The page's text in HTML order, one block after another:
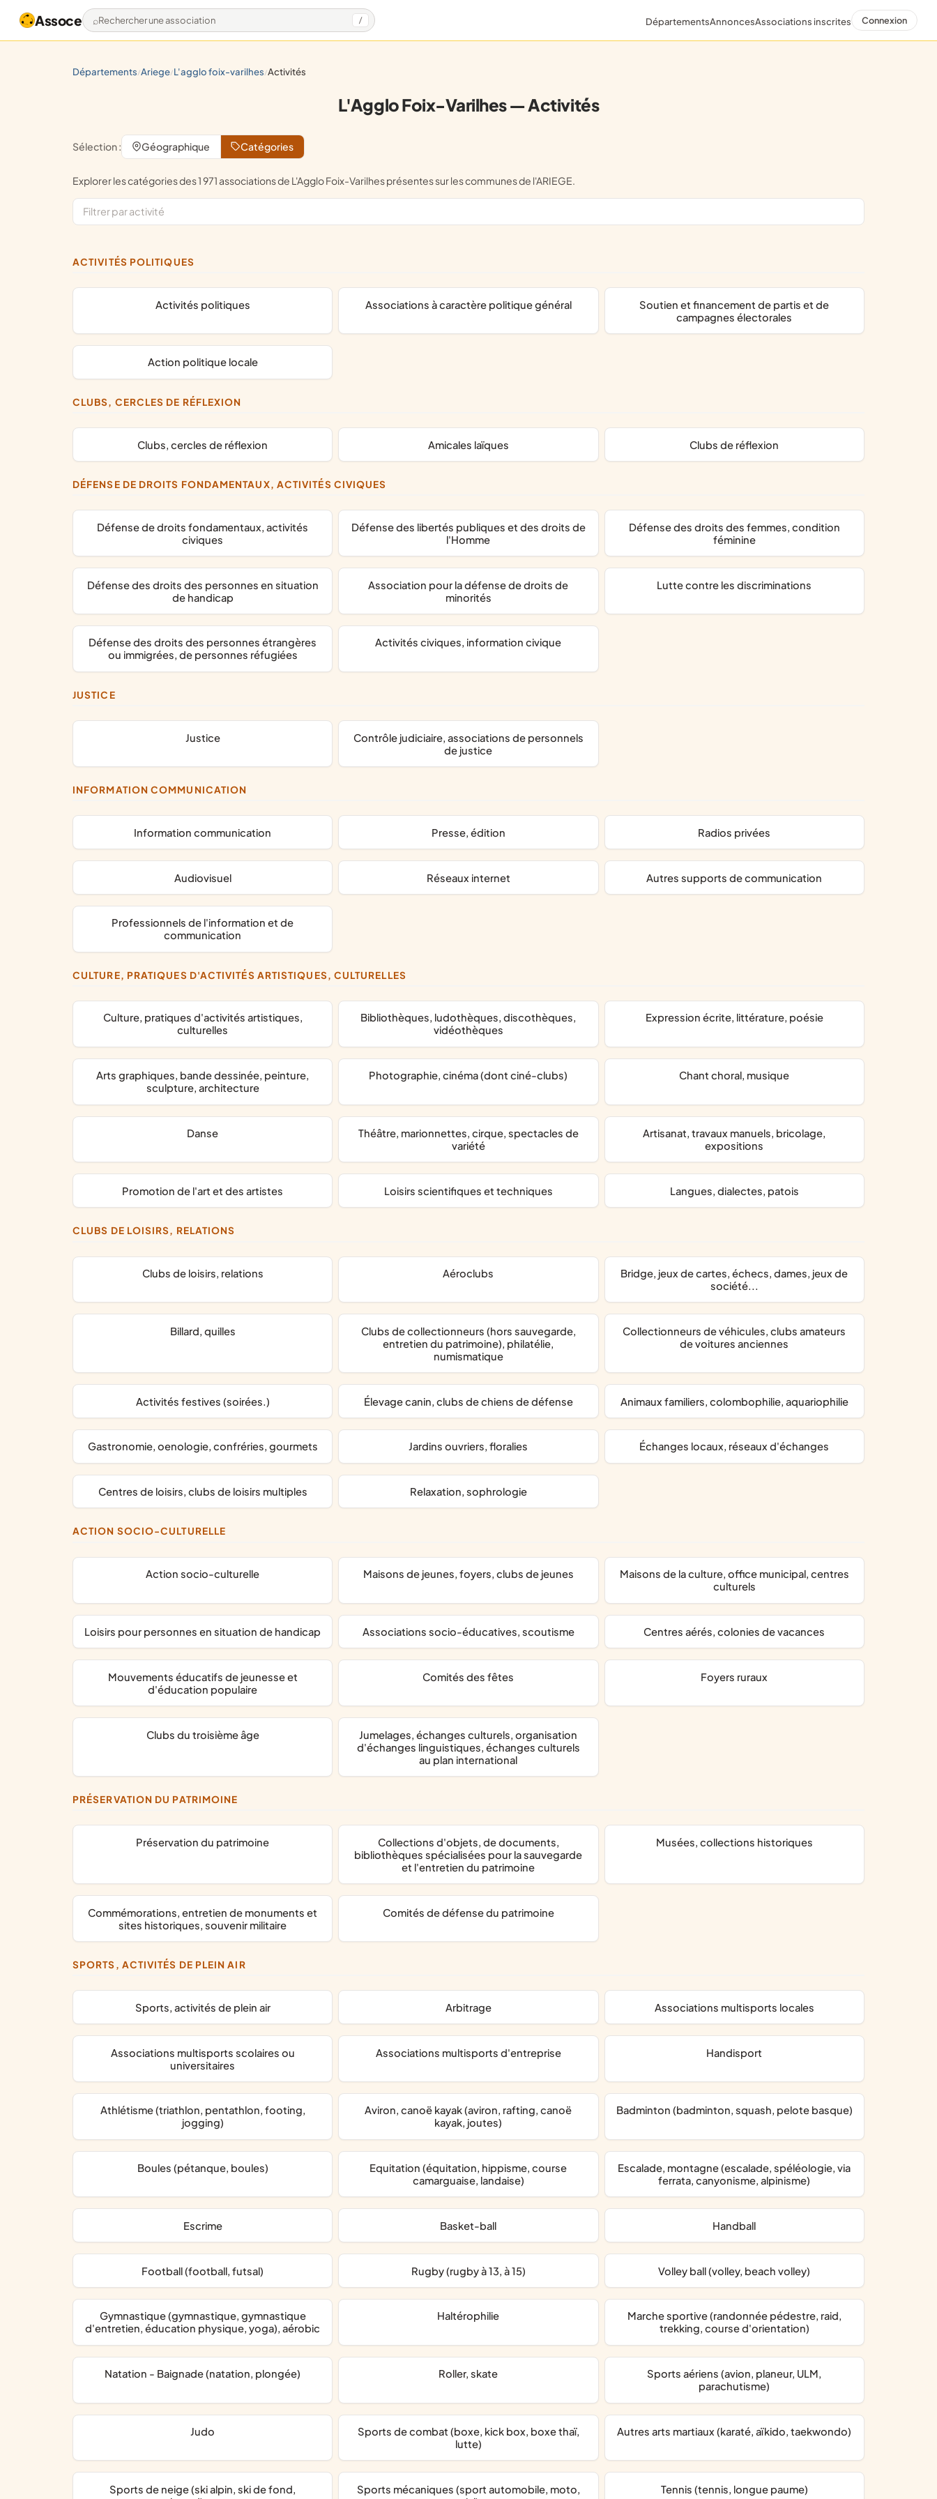
Assoce Rechercher une association / DépartementsAnnoncesAssociations inscrites Connexion
départements/ ariege/ l'agglo foix-varilhes/ activités
L'Agglo Foix-Varilhes — Activités
Sélection : Géographique Catégories
Explorer les catégories des 1 971 associations de L'Agglo Foix-Varilhes présentes sur les communes de l'ARIEGE.
ACTIVITÉS POLITIQUES
activités politiques associations à caractère politique général
soutien et financement de partis et de
campagnes électorales
action politique locale
CLUBS, CERCLES DE RÉFLEXION
clubs, cercles de réflexion amicales laïques clubs de réflexion
DÉFENSE DE DROITS FONDAMENTAUX, ACTIVITÉS CIVIQUES
défense de droits fondamentaux, activités
civiques
défense des libertés publiques et des droits de
l'Homme
défense des droits des femmes, condition
féminine
défense des droits des personnes en situation
de handicap
association pour la défense de droits de
minorités
lutte contre les discriminations
défense des droits des personnes étrangères
ou immigrées, de personnes réfugiées
activités civiques, information civique
JUSTICE
justice
contrôle judiciaire, associations de personnels
de justice
INFORMATION COMMUNICATION
information communication presse, édition radios privées
audiovisuel réseaux internet autres supports de communication
professionnels de l'information et de
communication
CULTURE, PRATIQUES D'ACTIVITÉS ARTISTIQUES, CULTURELLES
culture, pratiques d'activités artistiques,
culturelles
bibliothèques, ludothèques, discothèques,
vidéothèques
expression écrite, littérature, poésie
arts graphiques, bande dessinée, peinture,
sculpture, architecture
photographie, cinéma (dont ciné-clubs) chant choral, musique
danse
théâtre, marionnettes, cirque, spectacles de
variété
artisanat, travaux manuels, bricolage,
expositions
promotion de l'art et des artistes loisirs scientifiques et techniques langues, dialectes, patois
CLUBS DE LOISIRS, RELATIONS
clubs de loisirs, relations aéroclubs
bridge, jeux de cartes, échecs, dames, jeux de
société...
billard, quilles
clubs de collectionneurs (hors sauvegarde,
entretien du patrimoine), philatélie,
numismatique
collectionneurs de véhicules, clubs amateurs
de voitures anciennes
activités festives (soirées.) élevage canin, clubs de chiens de défense animaux familiers, colombophilie, aquariophilie
gastronomie, oenologie, confréries, gourmets jardins ouvriers, floralies échanges locaux, réseaux d'échanges
centres de loisirs, clubs de loisirs multiples relaxation, sophrologie
ACTION SOCIO-CULTURELLE
action socio-culturelle maisons de jeunes, foyers, clubs de jeunes
maisons de la culture, office municipal, centres
culturels
loisirs pour personnes en situation de handicap associations socio-éducatives, scoutisme centres aérés, colonies de vacances
mouvements éducatifs de jeunesse et
d'éducation populaire
comités des fêtes foyers ruraux
clubs du troisième âge
jumelages, échanges culturels, organisation
d'échanges linguistiques, échanges culturels
au plan international
PRÉSERVATION DU PATRIMOINE
préservation du patrimoine
collections d'objets, de documents,
bibliothèques spécialisées pour la sauvegarde
et l'entretien du patrimoine
musées, collections historiques
commémorations, entretien de monuments et
sites historiques, souvenir militaire
comités de défense du patrimoine
SPORTS, ACTIVITÉS DE PLEIN AIR
Sports, activités de plein air arbitrage associations multisports locales
associations multisports scolaires ou
universitaires
associations multisports d'entreprise handisport
Athlétisme (triathlon, pentathlon, footing,
jogging)
Aviron, canoë kayak (aviron, rafting, canoë
kayak, joutes)
Badminton (badminton, squash, pelote basque)
Boules (pétanque, boules)
Equitation (équitation, hippisme, course
camarguaise, landaise)
Escalade, montagne (escalade, spéléologie, via
ferrata, canyonisme, alpinisme)
Escrime Basket-ball Handball
Football (football, futsal) Rugby (rugby à 13, à 15) Volley ball (volley, beach volley)
Gymnastique (gymnastique, gymnastique
d'entretien, éducation physique, yoga), aérobic
Haltérophilie
Marche sportive (randonnée pédestre, raid,
trekking, course d'orientation)
Natation - Baignade (natation, plongée) Roller, skate
Sports aériens (avion, planeur, ULM,
parachutisme)
Judo
Sports de combat (boxe, kick box, boxe thaï,
lutte)
Autres arts martiaux (karaté, aïkido, taekwondo)
Sports de neige (ski alpin, ski de fond,
Sports mécaniques (sport automobile, moto,
Tennis (tennis, longue paume)